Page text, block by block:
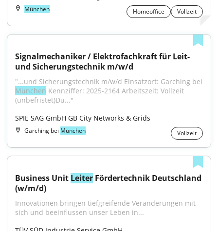
München Homeoffice Vollzeit
Signalmechaniker / Elektrofachkraft für Leit-
und Sicherungstechnik m/w/d
München Kennziffer: 2025-2164 Arbeitszeit: Vollzeit
(unbefristet)Du..."
SPIE SAG GmbH GB City Networks & Grids
Garching bei München Vollzeit
Business Unit Leiter Fördertechnik Deutschland
(w/m/d)
Innovationen bringen tiefgreifende Veränderungen mit
sich und beeinflussen unser Leben in...